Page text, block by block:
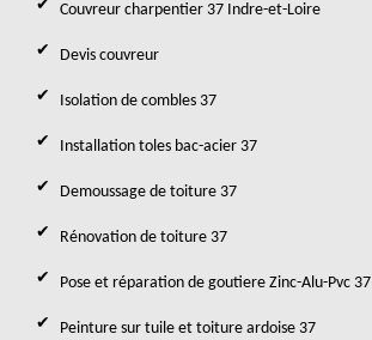
Couvreur charpentier 37 Indre-et-Loire
Devis couvreur
Isolation de combles 37
Installation toles bac-acier 37
Demoussage de toiture 37
Rénovation de toiture 37
Pose et réparation de goutiere Zinc-Alu-Pvc 37
Peinture sur tuile et toiture ardoise 37